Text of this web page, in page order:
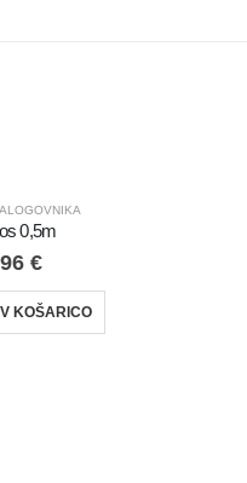
0,5m
€
KOŠARICO